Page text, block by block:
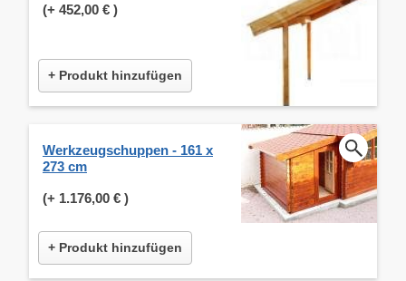
(+ 452,00 € )
+ Produkt hinzufügen
Werkzeugschuppen - 161 x
273 cm
(+ 1.176,00 € )
+ Produkt hinzufügen